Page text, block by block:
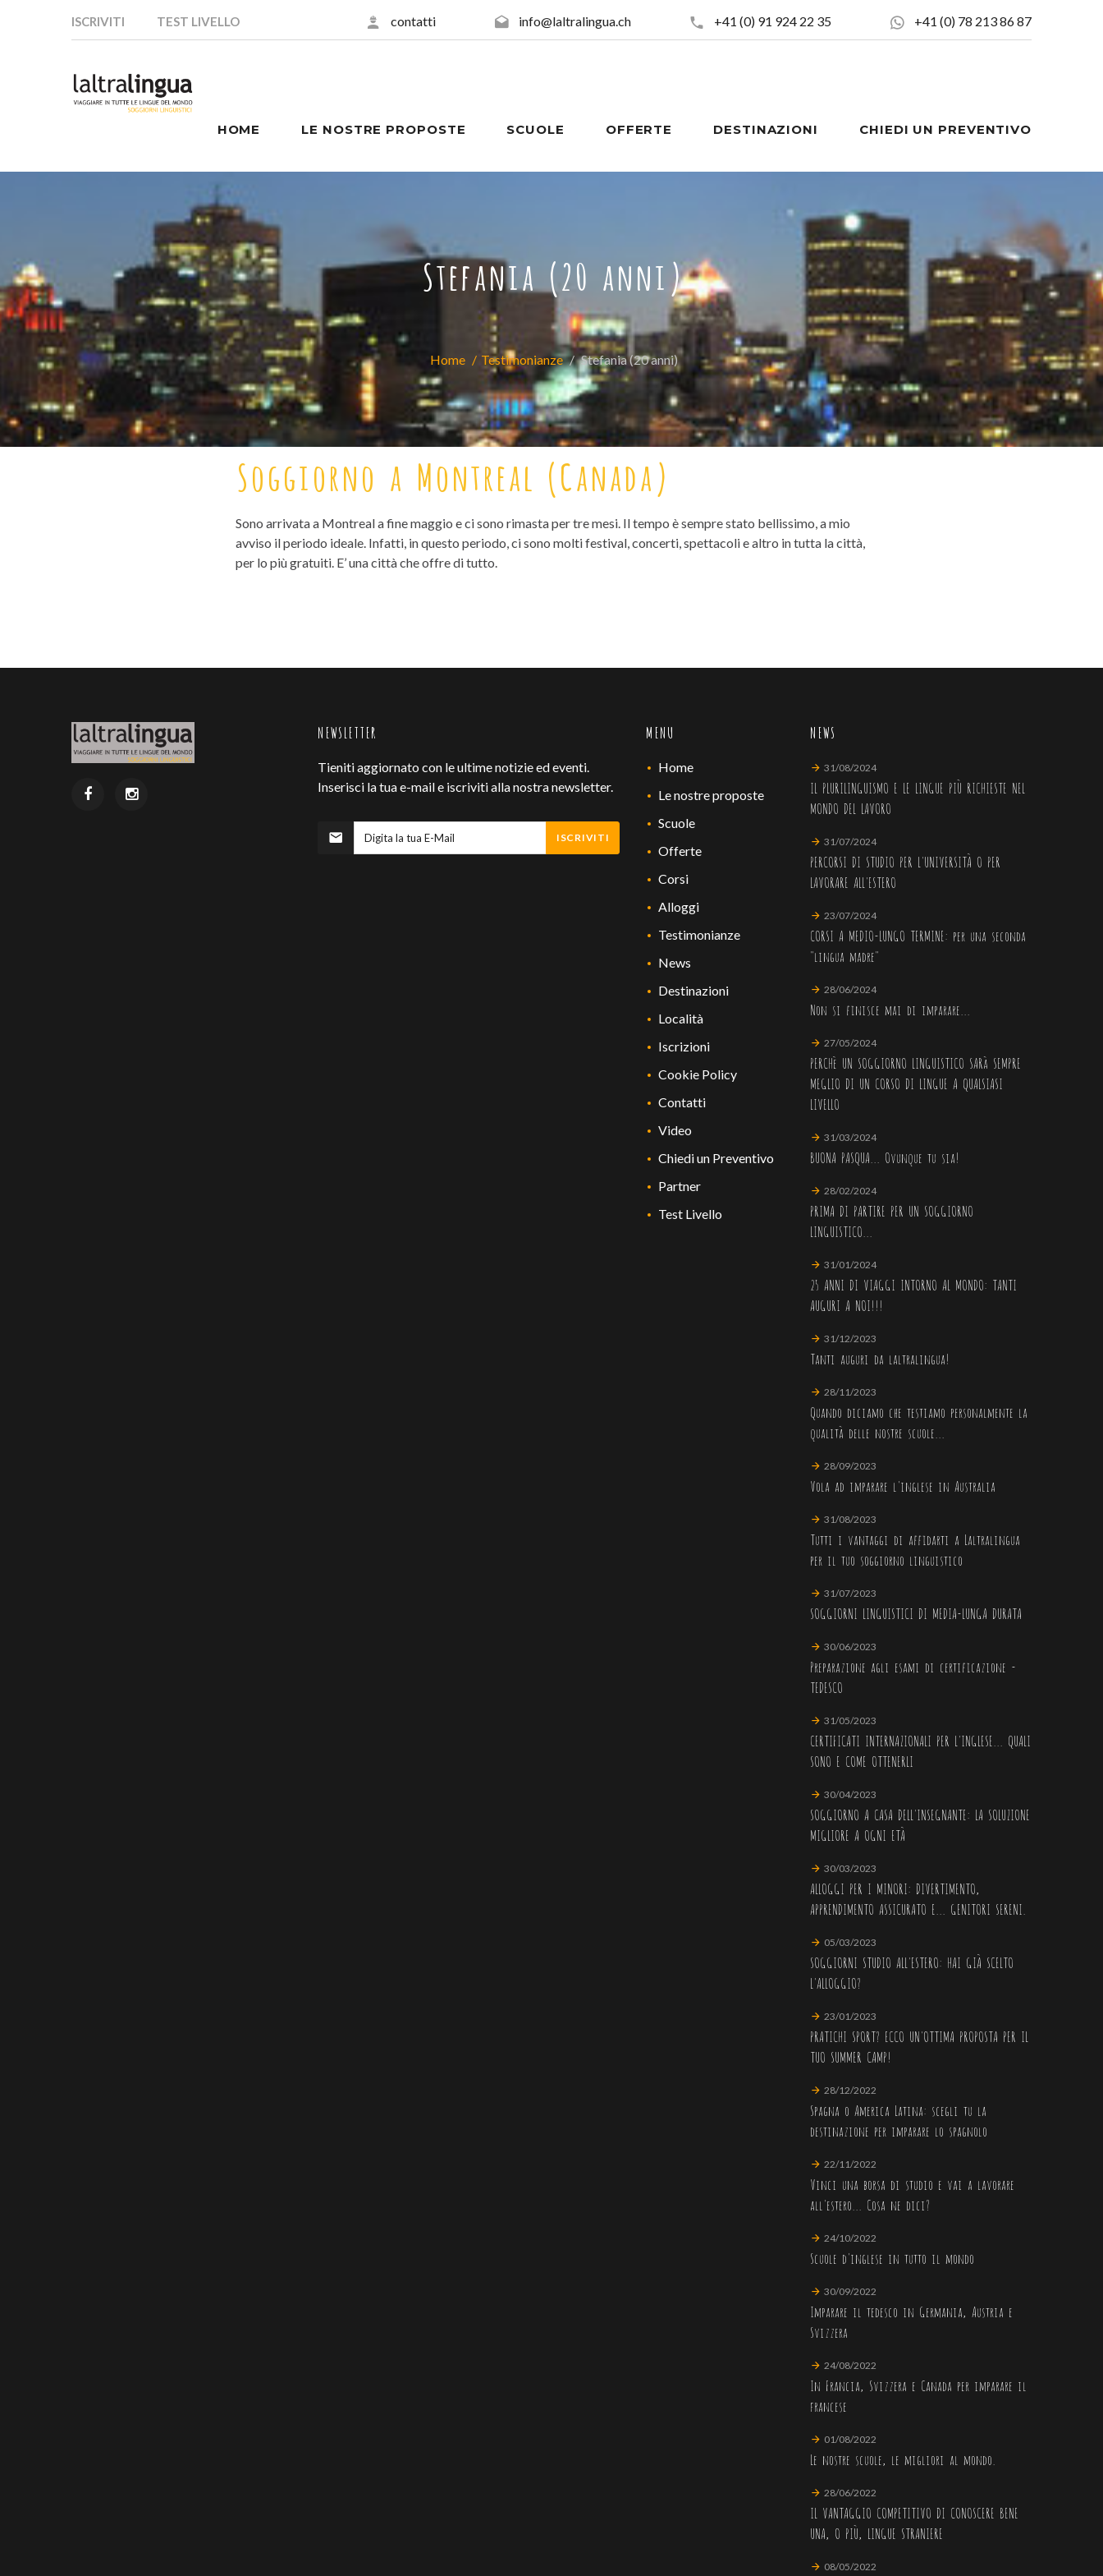
ISCRIVITI TEST LIVELLO contatti info@laltralingua.ch +41 (0) 91 924 22 35 +41 (0) 78 213 86 87
HOME LE NOSTRE PROPOSTE SCUOLE OFFERTE DESTINAZIONI CHIEDI UN PREVENTIVO
Stefania (20 anni)
Home Testimonianze Stefania (20 anni)
Soggiorno a Montreal (Canada)
Sono arrivata a Montreal a fine maggio e ci sono rimasta per tre mesi. Il tempo è sempre stato bellissimo, a mio
avviso il periodo ideale. Infatti, in questo periodo, ci sono molti festival, concerti, spettacoli e altro in tutta la città,
per lo più gratuiti. E’ una città che offre di tutto.
NEWS
31/08/2024
IL PLURILINGUISMO E LE LINGUE PIÙ RICHIESTE NEL
MONDO DEL LAVORO
31/07/2024
PERCORSI DI STUDIO PER L'UNIVERSITÀ O PER
LAVORARE ALL'ESTERO
23/07/2024
CORSI A MEDIO-LUNGO TERMINE: per una seconda
"lingua madre"
28/06/2024
Non si finisce mai di imparare...
27/05/2024
PERCHè UN SOGGIORNO LINGUISTICO SARà SEMPRE
MEGLIO DI UN CORSO DI LINGUE A QUALSIASI
LIVELLO
31/03/2024
BUONA PASQUA... Ovunque tu sia!
28/02/2024
PRIMA DI PARTIRE PER UN SOGGIORNO
LINGUISTICO...
31/01/2024
25 ANNI DI VIAGGI INTORNO AL MONDO: TANTI
AUGURI A NOI!!!
31/12/2023
Tanti auguri da laltralingua!
28/11/2023
Quando diciamo che testiamo personalmente la
qualità delle nostre scuole...
28/09/2023
Vola ad imparare l'inglese in Australia
31/08/2023
Tutti i vantaggi di affidarti a Laltralingua
per il tuo soggiorno linguistico
31/07/2023
SOGGIORNI LINGUISTICI DI MEDIA-LUNGA DURATA
30/06/2023
Preparazione agli esami di certificazione -
TEDESCO
31/05/2023
CERTIFICATI INTERNAZIONALI PER L'INGLESE... QUALI
SONO E COME OTTENERLI
30/04/2023
SOGGIORNO A CASA DELL'INSEGNANTE: LA SOLUZIONE
MIGLIORE A OGNI ETÀ
30/03/2023
ALLOGGI PER I MINORI: DIVERTIMENTO,
APPRENDIMENTO ASSICURATO E... GENITORI SERENI.
05/03/2023
SOGGIORNI STUDIO ALL'ESTERO: HAI GIÀ SCELTO
L'ALLOGGIO?
23/01/2023
PRATICHI SPORT? ECCO UN'OTTIMA PROPOSTA PER IL
TUO SUMMER CAMP!
28/12/2022
Spagna o America Latina: scegli tu la
destinazione per imparare lo spagnolo
22/11/2022
Vinci una borsa di studio e vai a lavorare
all'estero... Cosa ne dici?
24/10/2022
Scuole d'inglese in tutto il mondo
30/09/2022
Imparare il tedesco in Germania, Austria e
Svizzera
24/08/2022
In Francia, Svizzera e Canada per imparare il
francese
01/08/2022
Le nostre scuole, le migliori al mondo.
28/06/2022
IL VANTAGGIO COMPETITIVO DI CONOSCERE BENE
UNA, O PIÙ, LINGUE STRANIERE
08/05/2022
MENU
Home
Le nostre proposte
Scuole
Offerte
Corsi
Alloggi
Testimonianze
News
Destinazioni
Località
Iscrizioni
Cookie Policy
Contatti
Video
Chiedi un Preventivo
Partner
Test Livello
NEWSLETTER
Tieniti aggiornato con le ultime notizie ed eventi.
Inserisci la tua e-mail e iscriviti alla nostra newsletter.
ISCRIVITI